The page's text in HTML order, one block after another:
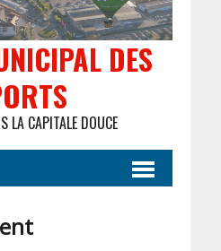
DES
LA CAPITALE DOUCE